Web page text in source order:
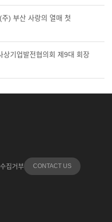
) 부산 사랑의 열매 첫
상기업발전협의회 제9대 회장
집거부 CONTACT US